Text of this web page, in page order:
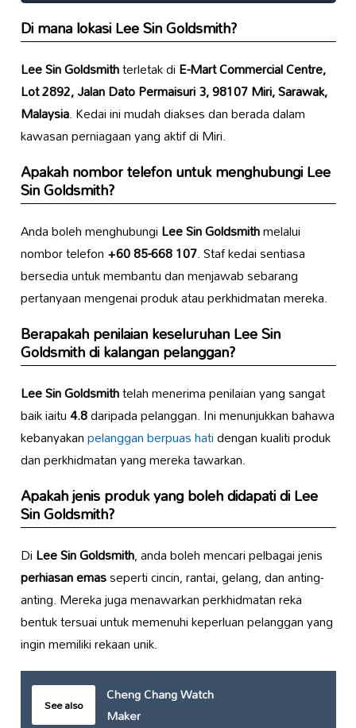
Di mana lokasiLee Sin Goldsmith?
Lee Sin Goldsmithterletak diE-Mart Commercial Centre,
Lot 2892, Jalan Dato Permaisuri 3, 98107 Miri, Sarawak,
Malaysia. Kedai ini mudah diakses dan berada dalam
kawasan perniagaan yang aktif di Miri.
Apakah nombor telefon untuk menghubungiLee
Sin Goldsmith?
Anda boleh menghubungiLee Sin Goldsmithmelalui
nombor telefon+60 85-668 107. Staf kedai sentiasa
bersedia untuk membantu dan menjawab sebarang
pertanyaan mengenai produk atau perkhidmatan mereka.
Berapakah penilaian keseluruhanLee Sin
Goldsmithdi kalangan pelanggan?
Lee Sin Goldsmithtelah menerima penilaian yang sangat
baik iaitu4.8daripada pelanggan. Ini menunjukkan bahawa
kebanyakanpelanggan berpuas hatidengan kualiti produk
dan perkhidmatan yang mereka tawarkan.
Apakah jenis produk yang boleh didapati diLee
Sin Goldsmith?
DiLee Sin Goldsmith, anda boleh mencari pelbagai jenis
perhiasan emasseperti cincin, rantai, gelang, dan anting-
anting. Mereka juga menawarkan perkhidmatan reka
bentuk tersuai untuk memenuhi keperluan pelanggan yang
ingin memiliki rekaan unik.
See also
Cheng Chang Watch
Maker